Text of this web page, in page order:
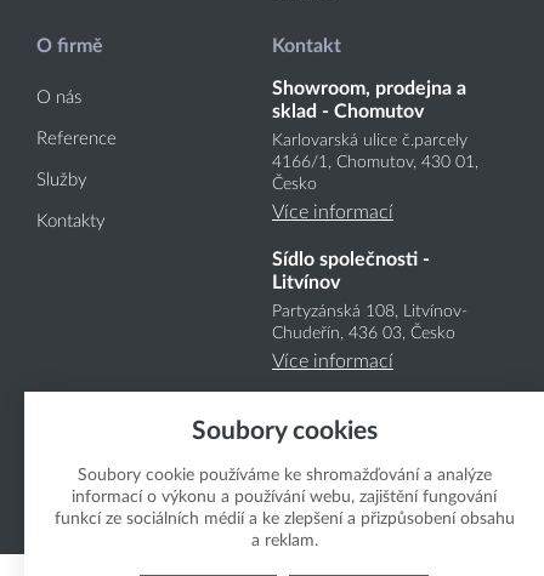
O firmě
O nás
Reference
Služby
Kontakty
Kontakt
Showroom, prodejna a
sklad - Chomutov
Karlovarská ulice č.parcely
4166/1, Chomutov, 430 01,
Česko
Více informací
Sídlo společnosti -
Litvínov
Partyzánská 108, Litvínov-
Chudeřín, 436 03, Česko
Více informací
Copyright Boukal.CZ 2026
Soubory cookies
Soubory cookie používáme ke shromažďování a analýze
informací o výkonu a používání webu, zajištění fungování
funkcí ze sociálních médií a ke zlepšení a přizpůsobení obsahu
a reklam.